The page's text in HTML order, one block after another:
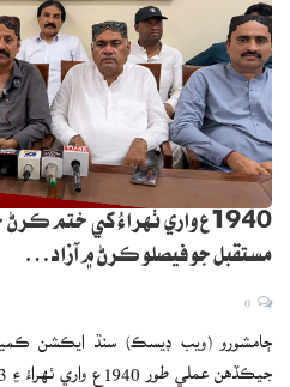
سينٽرل ڪانٽريڪٽ جي بي ڪيٽيگري
الحق، محمد نواز، نسيم شاهه ۽
ته سي ڪيٽيگري ۾ عماد وسيم ۽
پي سي بي سينٽرل ڪانٽريڪٽ جي
علي، افتخار احمد، احسان الله،
سرفراز احمد، سلمان آغا، سعود شڪيل،
مير ۽ زمان خان کي رکيو ويو آهي.
سينٽرل ڪانٽريڪٽ ۾ شامل
اجازت هوندي، سينٽرل ڪانٽريڪٽ
کيڏڻ تي پنجاهه سيڪڙو انٽرنيشنل
1940ع واري ٺهراءُ کي ختم
مستقبل جو فيصلو ڪرڻ ۾ آزاد…
ڄامشورو (ويب ڊيسڪ) سنڌ ايڪشن
جيڪڏهن عملي طور 1940ع واري ٺهراءُ ۽ 1973ع جي آئين کي…